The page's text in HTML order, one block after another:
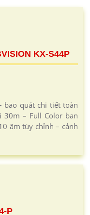
KX-S44P
bao quát chi tiết toàn
30m – Full Color ban
âm tùy chỉnh – cảnh
P